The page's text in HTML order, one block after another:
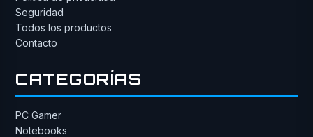
Seguridad
Todos los productos
Contacto
CATEGORÍAS
PC Gamer
Notebooks